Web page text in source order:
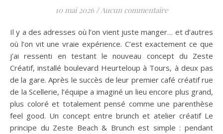
10 mai 2026 /Aucun commentaire
Il y a des adresses où l’on vient juste manger… et d’autres
où l’on vit une vraie expérience. C’est exactement ce que
j’ai ressenti en testant le nouveau concept du Zeste
Créatif, installé boulevard Heurteloup à Tours, à deux pas
de la gare. Après le succès de leur premier café créatif rue
de la Scellerie, l’équipe a imaginé un lieu encore plus grand,
plus coloré et totalement pensé comme une parenthèse
feel good. Un concept entre brunch et atelier créatif Le
principe du Zeste Beach & Brunch est simple : pendant